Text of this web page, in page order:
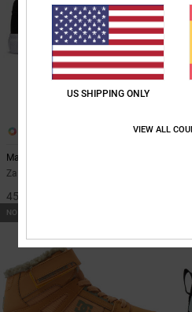
Manual Slip
Zapatillas Slip-On Negro Niños
45,00 €
NOVEDAD
US SHIPPING ONLY
VIEW ALL